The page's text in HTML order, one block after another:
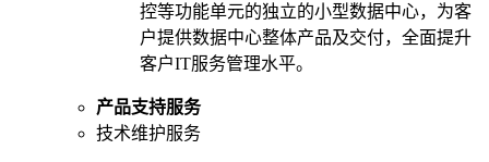
控等功能单元的独立的小型数据中心，为客
户提供数据中心整体产品及交付，全面提升
客户IT服务管理水平。
产品支持服务
技术维护服务